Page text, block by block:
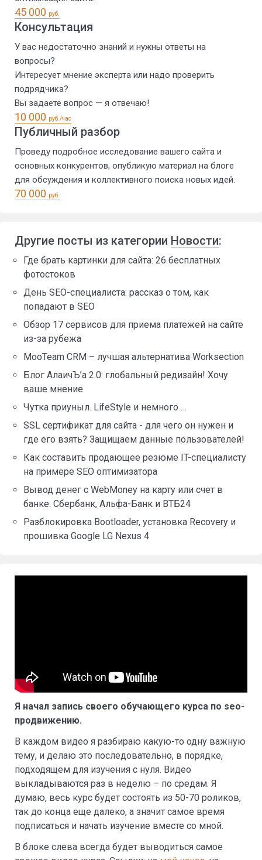
45 000 руб.
Консультация
У вас недостаточно знаний и нужны ответы на
вопросы?
Интересует мнение эксперта или надо проверить
подрядчика?
Вы задаете вопрос — я отвечаю!
10 000 руб./час
Публичный разбор
Проведу подробное исследование вашего сайта и
основных конкурентов, опубликую материал на блоге
для обсуждения и коллективного поиска новых идей.
70 000 руб.
Другие посты из категории Новости:
Где брать картинки для сайта: 26 бесплатных
фотостоков
День SEO-специалиста: рассказ о том, как
попадают в SEO
Обзор 17 сервисов для приема платежей на сайте
из-за рубежа
MooTeam CRM – лучшая альтернатива Worksection
Блог АлаичЪ’а 2.0: глобальный редизайн! Хочу
ваше мнение
Чутка приуныл. LifeStyle и немного …
SSL сертификат для сайта - для чего он нужен и
где его взять? Защищаем данные пользователей!
Как составить продающее резюме IT-специалисту
на примере SEO оптимизатора
Вывод денег с WebMoney на карту или счет в
банке: Сбербанк, Альфа-Банк и ВТБ24
Разблокировка Bootloader, установка Recovery и
прошивка Google LG Nexus 4
Я начал запись своего обучающего курса по seo-
продвижению.
В каждом видео я разбираю какую-то одну важную
тему, и делаю это последовательно, в порядке,
подходящем для изучения с нуля. Видео
выкладываются раз в неделю – по средам. Я
думаю, весь курс будет состоять из 50-70 роликов,
так до конца еще далеко, а значит самое время
подписаться и начать изучение вместе со мной.
В блоке слева всегда будет выводиться самое